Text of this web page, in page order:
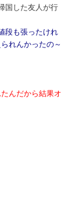
国した友人が行
段も張ったけれ
れんかったの～
んだから結果オ